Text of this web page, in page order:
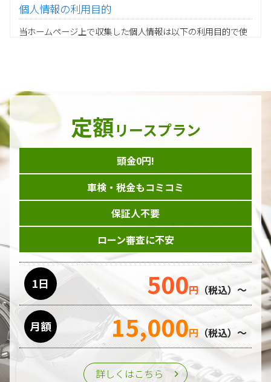
個人情報の利用目的
当ホームページ上で収集した個人情報は以下の利用目的で使
当グループの業務に従事する協力会社様担当者の識別
当グループ内で共同利用する人事関連システムの運用
ダイレクトメール等を利用したアンケート・キャンペーン
などの意見・情報の調査
当ホームページはサービスに関するお問い合わせやご質問、
資料のご請求や各サービス等のお申し込みなど、当ホームペ
ージのサービス提供過程で、氏名、連絡先、勤務先等の個人
情報を書面、電子媒体、ウェブ等を介して収集致します。
委託先の管理･監督
利用目的の遂行のために業務を委託する場合、個人情報の取
り扱いに関する委託先の適正な管理・監督をおこないます。
第三者への提供
個人情報は、ご本人の同意を得た場合または法令の定めがあ
る場合を除き、第三者に提供することはいたしません。
定額リースプラン
頭金0円!
車検・税金もコミコミ
保証人不要
ローン審査に不安
1日 500円 （税込）～
月額 15,000円 （税込）～
詳しくはこちら